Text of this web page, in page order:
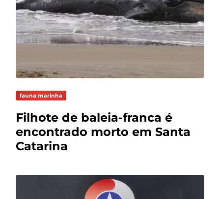
fauna marinha
Filhote de baleia-franca é
encontrado morto em Santa
Catarina